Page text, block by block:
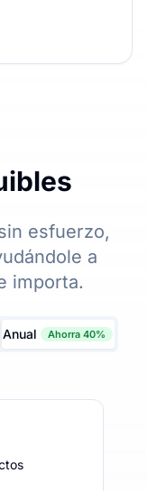
esfuerzo,
a
importa.
Anual Ahorra 40%